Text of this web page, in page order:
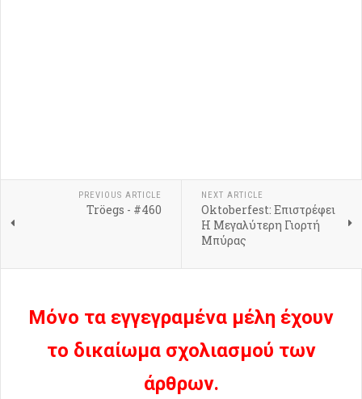
PREVIOUS ARTICLE
Tröegs - #460
NEXT ARTICLE
Oktoberfest: Επιστρέφει
Η Μεγαλύτερη Γιορτή
Μπύρας
Μόνο τα εγγεγραμένα μέλη έχουν
το δικαίωμα σχολιασμού των
άρθρων.